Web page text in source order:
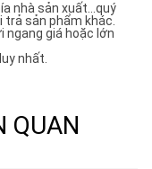
nhà sản xuất...quý
trả sản phẩm khác.
ngang giá hoặc lớn
nhất.
QUAN